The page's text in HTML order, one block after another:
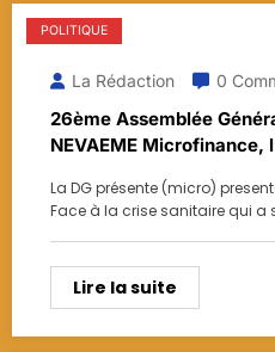
POLITIQUE
La Rédaction 0
26ème Assemblée
NEVAEME Microfinance,
force
La DG présente (micro)
Face à la crise sanitaire qui a
Lire la suite